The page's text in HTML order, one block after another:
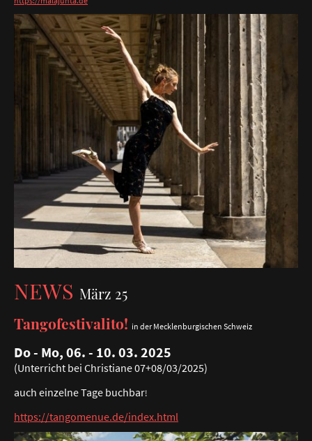
NEWS März 25
Tangofestivalito! in der Mecklenburgischen Schweiz
Do - Mo, 06. - 10. 03. 2025
(Unterricht bei Christiane 07+08/03/2025)
auch einzelne Tage buchbar!
https://tangomenue.de/index.html